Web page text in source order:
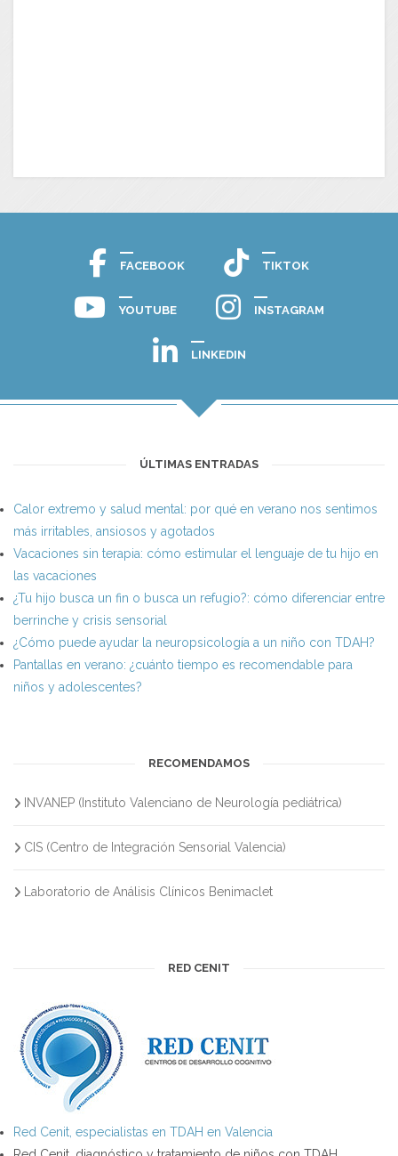
FACEBOOK TIKTOK
YOUTUBE INSTAGRAM
LINKEDIN
ÚLTIMAS ENTRADAS
Calor extremo y salud mental: por qué en verano nos sentimos
más irritables, ansiosos y agotados
Vacaciones sin terapia: cómo estimular el lenguaje de tu hijo en
las vacaciones
¿Tu hijo busca un fin o busca un refugio?: cómo diferenciar entre
berrinche y crisis sensorial
¿Cómo puede ayudar la neuropsicología a un niño con TDAH?
Pantallas en verano: ¿cuánto tiempo es recomendable para
niños y adolescentes?
RECOMENDAMOS
INVANEP (Instituto Valenciano de Neurología pediátrica)
CIS (Centro de Integración Sensorial Valencia)
Laboratorio de Análisis Clínicos Benimaclet
RED CENIT
Red Cenit, especialistas en TDAH en Valencia